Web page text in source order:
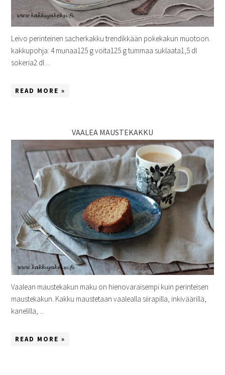
Leivo perinteinen sacherkakku trendikkään pokekakun muotoon.
kakkupohja: 4 munaa125 g voita125 g tummaa suklaata1,5 dl
sokeria2 dl ...
READ MORE »
VAALEA MAUSTEKAKKU
Vaalean maustekakun maku on hienovaraisempi kuin perinteisen
maustekakun. Kakku maustetaan vaalealla siirapilla, inkiväärillä,
kanelilla, ...
READ MORE »